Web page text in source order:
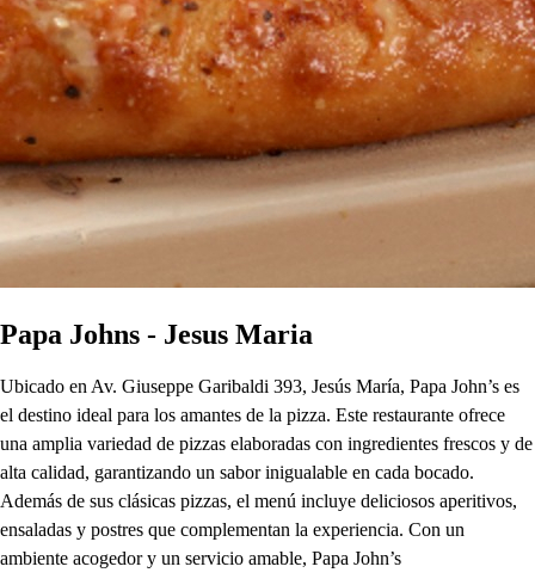
Papa Johns - Jesus Maria
Ubicado en Av. Giuseppe Garibaldi 393, Jesús María, Papa John’s es
el destino ideal para los amantes de la pizza. Este restaurante ofrece
una amplia variedad de pizzas elaboradas con ingredientes frescos y de
alta calidad, garantizando un sabor inigualable en cada bocado.
Además de sus clásicas pizzas, el menú incluye deliciosos aperitivos,
ensaladas y postres que complementan la experiencia. Con un
ambiente acogedor y un servicio amable, Papa John’s